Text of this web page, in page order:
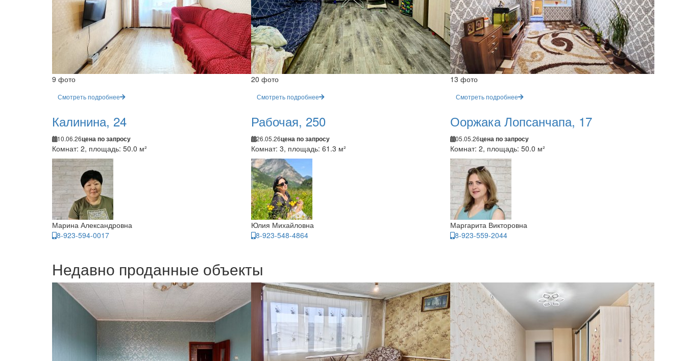
9 фото
Смотреть подробнее
Калинина, 24
10.06.26цена по запросу
Комнат: 2, площадь: 50.0 м²
Марина Александровна
8-923-594-0017
20 фото
Смотреть подробнее
Рабочая, 250
26.05.26цена по запросу
Комнат: 3, площадь: 61.3 м²
Юлия Михайловна
8-923-548-4864
13 фото
Смотреть подробнее
Ооржака Лопсанчапа, 17
05.05.26цена по запросу
Комнат: 2, площадь: 50.0 м²
Маргарита Викторовна
8-923-559-2044
Недавно проданные объекты